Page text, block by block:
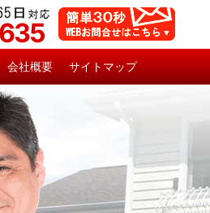
会社概要 サイトマップ